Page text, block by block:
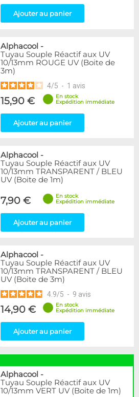
Ajouter au panier
Alphacool -
Tuyau Souple Réactif aux UV
10/13mm ROUGE UV (Boite de
3m)
4/5 - 1 avis
15,90 €
En stock
Expédition immédiate
Ajouter au panier
Alphacool -
Tuyau Souple Réactif aux UV
10/13mm TRANSPARENT / BLEU
UV (Boite de 1m)
7,90 €
En stock
Expédition immédiate
Ajouter au panier
Alphacool -
Tuyau Souple Réactif aux UV
10/13mm TRANSPARENT / BLEU
UV (Boite de 3m)
4.9/5 - 9 avis
14,90 €
En stock
Expédition immédiate
Ajouter au panier
Alphacool -
Tuyau Souple Réactif aux UV
10/13mm VERT UV (Boite de 1m)